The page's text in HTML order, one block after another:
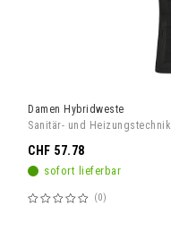
Damen Hybridweste
Sanitär- und Heizungstechnik
sofort lieferbar
Bewertung:
0
CHF 57.78